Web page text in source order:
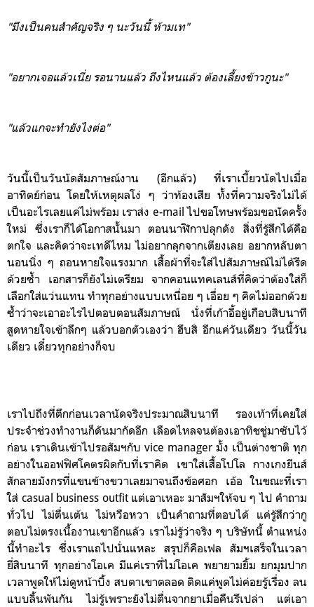
"มึงเป็นคนสำคัญจริง ๆ นะวันนี้ ห้ามเท"
"อยากเจอแล้วเนี่ย รอนานแล้ว ถึงไหนแล้ว ต้องเลี้ยงข้าวกูนะ"
"แล้วแกจะทำยังไงต่อ"
วันนี้เป็นวันนัดสัมภาษณ์งาน (อีกแล้ว) ที่เราเบี้ยวนัดไปเมื่อ
อาทิตย์ก่อน โดยให้เหตุผลโง่ ๆ ว่าท้องเสีย ทั้งที่ความจริงไม่ได้
เป็นอะไรเลยแค่ไม่พร้อม เราส่ง e-mail ไปขอโทษพร้อมขอนัดครั้ง
ใหม่ ซึ่งเราก็ได้โอกาสนั้นมา ตอนนาฬิกาปลุกดัง สิ่งที่รู้สึกได้คือ
ตกใจ และคิดว่าจะเทดีไหม ไม่อยากลุกจากเตียงเลย อยากหลับตา
นอนนิ่ง ๆ ถอนหายใจแรงมาก เสื้อผ้าที่จะใส่ไปสัมภาษณ์ไม่ได้รีด
ด้วยซ้ำ เอกสารก็ยังไม่เตรียม จากคอนแทคเลนส์ที่คิดว่าต้องใส่ก็
เลือกใส่แว่นแทน ทำทุกอย่างแบบเหนื่อย ๆ เอื่อย ๆ คิดไม่ออกด้วย
ซ้ำว่าจะเอาอะไรไปตอบตอนสัมภาษณ์ นั่งที่เก้าอี้อยู่เกือบสิบนาที
สูดหายใจเข้าลึกๆ แล้วบอกตัวเองว่า ฮึบสิ อีกแค่วันเดียว วันนี้วัน
เดียว เดี๋ยวทุกอย่างก็จบ
เราไปถึงที่ตึกก่อนเวลานัดจริงประมาณสิบนาที รองเท้าที่เคยใส่
ประจำช่วงทำงานก็ดันมากัดอีก เลือดไหลจนต้องเอาทิชชู่มาซับไว้
ก่อน เราเดินเข้าไปรอสัมฯกับ vice manager มั้ง เป็นต่างชาติ ทุก
อย่างในออฟฟิศโคตรผิดกับที่เราคิด เขาใส่เสื้อโปโล กางเกงยีนส์
สักลายมังกรที่แขนข้างขวาเลยมาจนถึงข้อศอก เอ้อ ในขณะที่เรา
ใส่ casual business outfit แต่เอาเหอะ มาสัมฯให้จบ ๆ ไป คำถาม
ทั่วไป ไม่ตื่นเต้น ไม่หวือหวา เป็นคำถามที่ตอบได้ แค่รู้สึกว่ากู
ตอบไม่ตรงเนื้องานเขาอีกแล้ว เราไม่รู้ว่าจริง ๆ บริษัทนี้ ตำแหน่ง
นี้ทำอะไร ซึ่งเราแถไปนั่นแหละ สรุปก็คือเฟล สัมฯเสร็จในเวลา
ยี่สิบนาที ทุกอย่างโอเค มีแค่เราที่ไม่โอเค พยายามยิ้ม ยกมุมปาก
เวลาพูดให้ไม่ดูหน้าบิ้ง สบตาเขาตลอด ติดแค่พูดไม่ค่อยรู้เรื่อง ลน
แบบลิ้นพันกัน ไม่รู้เพราะยังไม่ตื่นจากยาเมื่อคืนรึเปล่า แต่เอา